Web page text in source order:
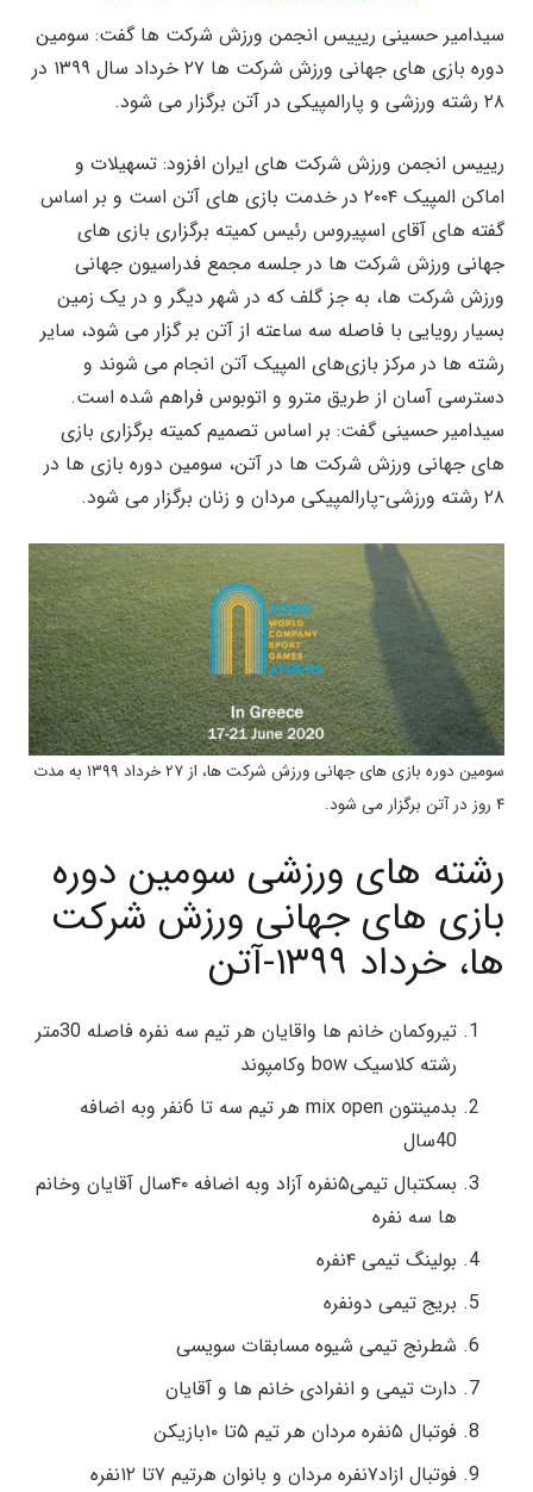
سیدامیر حسینی ریییس انجمن ورزش شرکت ها گفت: سومین
دوره بازی های جهانی ورزش شرکت ها ۲۷ خرداد سال ۱۳۹۹ در
۲۸ رشته ورزشی و پارالمپیکی در آتن برگزار می شود.
ریییس انجمن ورزش شرکت های ایران افزود: تسهیلات و
اماکن المپیک ۲۰۰۴ در خدمت بازی های آتن است و بر اساس
گفته های آقای اسپیروس رئیس کمیته برگزاری بازی های
جهانی ورزش شرکت ها در جلسه مجمع فدراسیون جهانی
ورزش شرکت ها، به جز گلف که در شهر دیگر و در یک زمین
بسیار رویایی با فاصله سه ساعته از آتن بر گزار می شود، سایر
رشته ها در مرکز بازی‌های المپیک آتن انجام می شوند و
دسترسی آسان از طریق مترو و اتوبوس فراهم شده است.
سیدامیر حسینی گفت: بر اساس تصمیم کمیته برگزاری بازی
های جهانی ورزش شرکت ها در آتن، سومین دوره بازی ها در
۲۸ رشته ورزشی-پارالمپیکی مردان و زنان برگزار می شود.
سومین دوره بازی های جهانی ورزش شرکت ها، از ۲۷ خرداد ۱۳۹۹ به مدت
۴ روز در آتن برگزار می شود.
رشته های ورزشی سومین دوره
بازی های جهانی ورزش شرکت
ها، خرداد ۱۳۹۹-آتن
تیروکمان خانم ها واقایان هر تیم سه نفره فاصله‌ 30متر
رشته‌ کلاسیک bow وکامپوند
بدمینتون mix open هر تیم سه تا 6نفر وبه اضافه
40سال
بسکتبال تیمی۵نفره آزاد وبه اضافه ۴۰سال آقایان وخانم
ها سه نفره
بولینگ تیمی ۴نفره
بریج تیمی دونفره
شطرنج تیمی شیوه مسابقات سویسی
دارت تیمی و انفرادی خانم ها و آقایان
فوتبال ۵نفره مردان هر تیم ۵تا ۱۰بازیکن
فوتبال ازاد۷نفره مردان و بانوان هرتیم ۷تا ۱۲نفره